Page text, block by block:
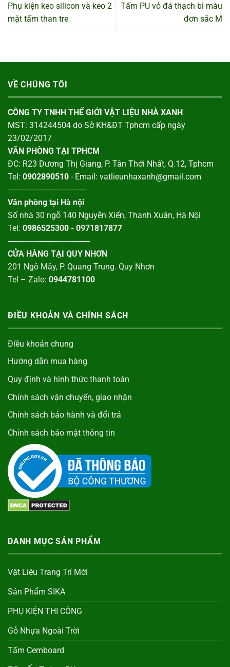
Phụ kiện keo silicon và keo 2
mặt tấm than tre
Tấm PU vỏ đá thạch bì màu
đơn sắc M
VỀ CHÚNG TÔI
CÔNG TY TNHH THẾ GIỚI VẬT LIỆU NHÀ XANH
MST: 314244504 do Sở KH&ĐT Tphcm cấp ngày
23/02/2017
VĂN PHÒNG TẠI TPHCM
ĐC: R23 Dương Thị Giang, P. Tân Thới Nhất, Q.12, Tphcm
Tel: 0902890510 - Email: vatlieunhaxanh@gmail.com
--------------------------------------
Văn phòng tại Hà nội
Số nhà 30 ngõ 140 Nguyễn Xiển, Thanh Xuân, Hà Nội
Tel: 0986525300 - 0971817877
----------------------------------------
CỬA HÀNG TẠI QUY NHƠN
201 Ngô Mây, P. Quang Trung. Quy Nhơn
Tel – Zalo: 0944781100
ĐIỀU KHOẢN VÀ CHÍNH SÁCH
Điều khoản chung
Hướng dẫn mua hàng
Quy định và hình thức thanh toán
Chính sách vận chuyển, giao nhận
Chính sách bảo hành và đổi trả
Chính sách bảo mật thông tin
DANH MỤC SẢN PHẨM
Vật Liệu Trang Trí Mới
Sản Phẩm SIKA
PHỤ KIỆN THI CÔNG
Gỗ Nhựa Ngoài Trời
Tấm Cemboard